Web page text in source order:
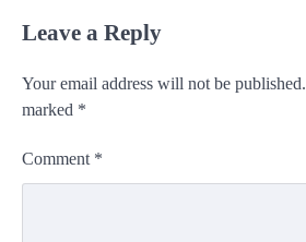
Leave a Reply
Your email address will not be published.
marked *
Comment *